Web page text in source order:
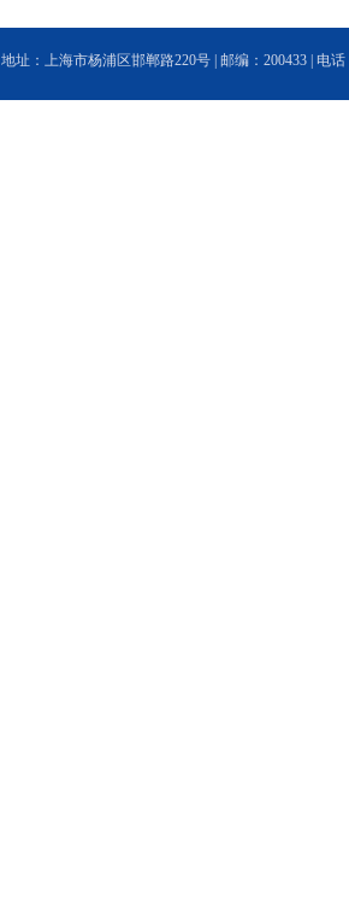
地址：上海市杨浦区邯郸路220号 | 邮编：200433 | 电